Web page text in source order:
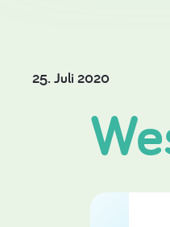
25. Juli 2020